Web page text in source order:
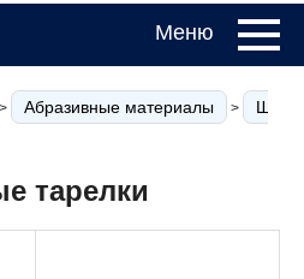
Меню
> Абразивные материалы >
тарелки